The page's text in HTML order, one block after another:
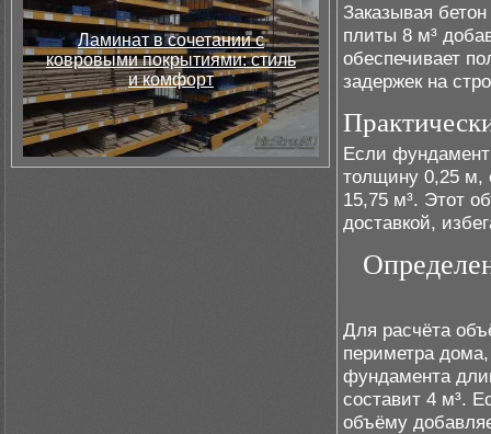
Ламинат в сочетании с
ковровыми покрытиями: стиль
и комфорт
Заказывая
плиты 8 м³
обеспечивает
задержек на
Если
толщину 0,25 м,
15,75 м³. Этот
доставкой,
Для расчёта
периметра
фундамента
составит 4 м³.
объёму